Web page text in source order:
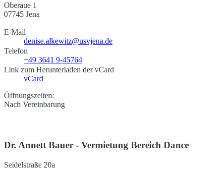
Oberaue 1
07745 Jena
E-Mail
denise.alkewitz@usvjena.de
Telefon
+49 3641 9-45764
Link zum Herunterladen der vCard
vCard
Öffnungszeiten:
Nach Vereinbarung
Dr. Annett Bauer - Vermietung Bereich Dance
Seidelstraße 20a